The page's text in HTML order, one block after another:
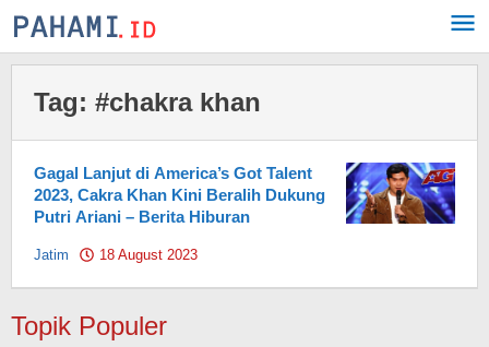
Skip
to
Tag: #chakra khan
Gagal Lanjut di America’s Got Talent
2023, Cakra Khan Kini Beralih Dukung
Putri Ariani – Berita Hiburan
Jatim 18 August 2023
Topik Populer